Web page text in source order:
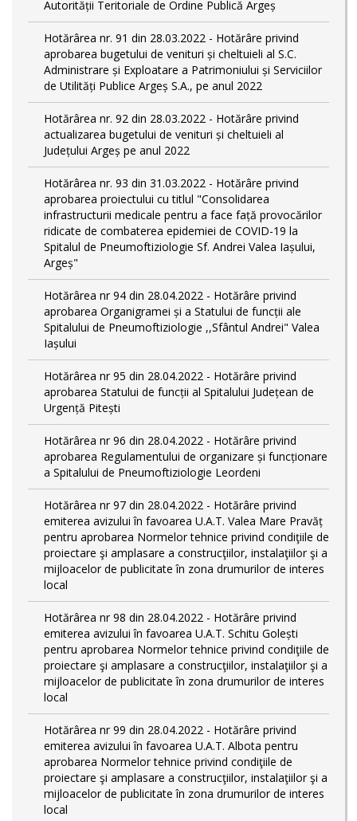
Autorității Teritoriale de Ordine Publică Argeș
Hotărârea nr. 91 din 28.03.2022 - Hotărâre privind
aprobarea bugetului de venituri și cheltuieli al S.C.
Administrare și Exploatare a Patrimoniului și Serviciilor
de Utilități Publice Argeș S.A., pe anul 2022
Hotărârea nr. 92 din 28.03.2022 - Hotărâre privind
actualizarea bugetului de venituri și cheltuieli al
Județului Argeș pe anul 2022
Hotărârea nr. 93 din 31.03.2022 - Hotărâre privind
aprobarea proiectului cu titlul "Consolidarea
infrastructurii medicale pentru a face față provocărilor
ridicate de combaterea epidemiei de COVID-19 la
Spitalul de Pneumoftiziologie Sf. Andrei Valea Iașului,
Argeș"
Hotărârea nr 94 din 28.04.2022 - Hotărâre privind
aprobarea Organigramei și a Statului de funcții ale
Spitalului de Pneumoftiziologie ,,Sfântul Andrei" Valea
Iașului
Hotărârea nr 95 din 28.04.2022 - Hotărâre privind
aprobarea Statului de funcții al Spitalului Județean de
Urgență Pitești
Hotărârea nr 96 din 28.04.2022 - Hotărâre privind
aprobarea Regulamentului de organizare și funcționare
a Spitalului de Pneumoftiziologie Leordeni
Hotărârea nr 97 din 28.04.2022 - Hotărâre privind
emiterea avizului în favoarea U.A.T. Valea Mare Pravăț
pentru aprobarea Normelor tehnice privind condiţiile de
proiectare şi amplasare a construcţiilor, instalaţiilor şi a
mijloacelor de publicitate în zona drumurilor de interes
local
Hotărârea nr 98 din 28.04.2022 - Hotărâre privind
emiterea avizului în favoarea U.A.T. Schitu Golești
pentru aprobarea Normelor tehnice privind condiţiile de
proiectare şi amplasare a construcţiilor, instalaţiilor şi a
mijloacelor de publicitate în zona drumurilor de interes
local
Hotărârea nr 99 din 28.04.2022 - Hotărâre privind
emiterea avizului în favoarea U.A.T. Albota pentru
aprobarea Normelor tehnice privind condiţiile de
proiectare şi amplasare a construcţiilor, instalaţiilor şi a
mijloacelor de publicitate în zona drumurilor de interes
local